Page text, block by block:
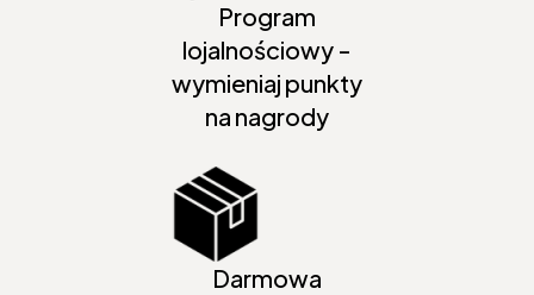
Program
lojalnościowy -
wymieniaj punkty
na nagrody
Darmowa